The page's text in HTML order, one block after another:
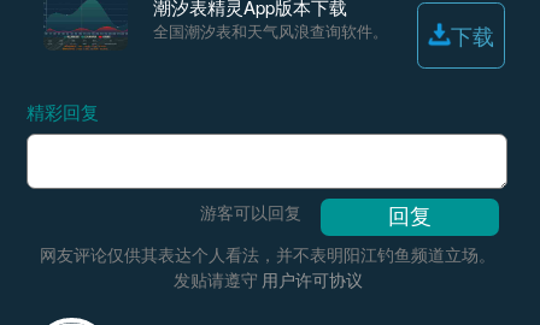
潮汐表精灵App版本下载
全国潮汐表和天气风浪查询软件。 下载
精彩回复
游客可以回复
网友评论仅供其表达个人看法，并不表明阳江钓鱼频道立场。
发贴请遵守 用户许可协议